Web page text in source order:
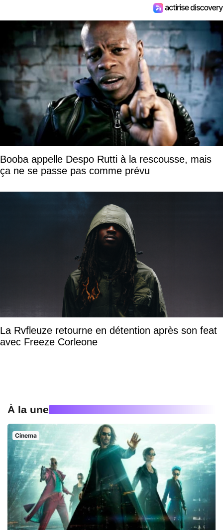
Booba appelle Despo Rutti à la rescousse, mais
ça ne se passe pas comme prévu
La Rvfleuze retourne en détention après son feat
avec Freeze Corleone
À la une
Cinema